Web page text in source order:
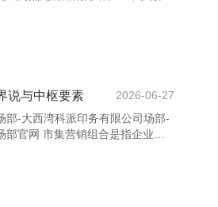
：每一个今天，王人是重新启动
是以动东谈主，是因为它们凝华
不撤消，但愿就经久存在。 科派
西湾科派印务有限公司场部-科派
网 每天早晨，读一句励志的话，
说与中枢要素
2026-06-27
部-大西湾科派印务有限公司场部-
官网 市集营销组合是指企业为
蛎碳酸钙制造 泰兴市斐宝丹药
垄断的一系列营销战术和技艺。它